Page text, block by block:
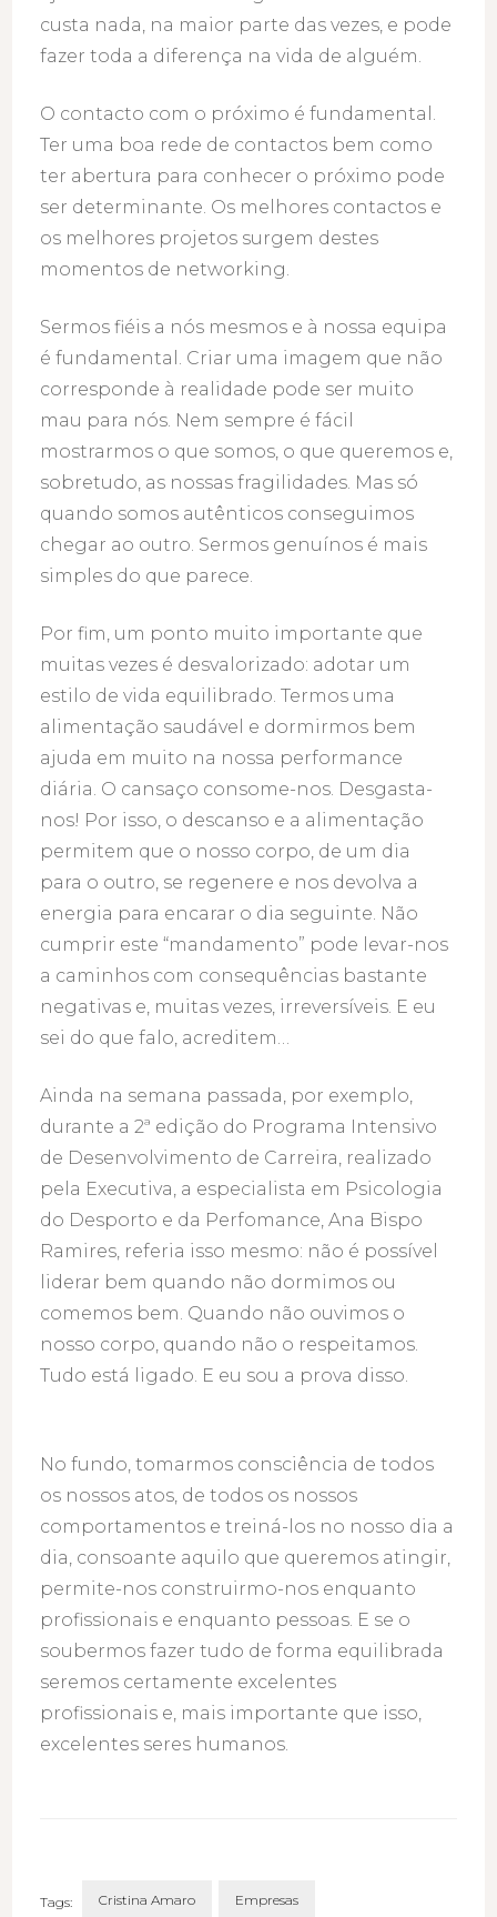
custa nada, na maior parte das vezes, e pode
fazer toda a diferença na vida de alguém.
O contacto com o próximo é fundamental.
Ter uma boa rede de contactos bem como
ter abertura para conhecer o próximo pode
ser determinante. Os melhores contactos e
os melhores projetos surgem destes
momentos de networking.
Sermos fiéis a nós mesmos e à nossa equipa
é fundamental. Criar uma imagem que não
corresponde à realidade pode ser muito
mau para nós. Nem sempre é fácil
mostrarmos o que somos, o que queremos e,
sobretudo, as nossas fragilidades. Mas só
quando somos autênticos conseguimos
chegar ao outro. Sermos genuínos é mais
simples do que parece.
Por fim, um ponto muito importante que
muitas vezes é desvalorizado: adotar um
estilo de vida equilibrado. Termos uma
alimentação saudável e dormirmos bem
ajuda em muito na nossa performance
diária. O cansaço consome-nos. Desgasta-
nos! Por isso, o descanso e a alimentação
permitem que o nosso corpo, de um dia
para o outro, se regenere e nos devolva a
energia para encarar o dia seguinte. Não
cumprir este “mandamento” pode levar-nos
a caminhos com consequências bastante
negativas e, muitas vezes, irreversíveis. E eu
sei do que falo, acreditem…
Ainda na semana passada, por exemplo,
durante a 2ª edição do Programa Intensivo
de Desenvolvimento de Carreira, realizado
pela Executiva, a especialista em Psicologia
do Desporto e da Perfomance, Ana Bispo
Ramires, referia isso mesmo: não é possível
liderar bem quando não dormimos ou
comemos bem. Quando não ouvimos o
nosso corpo, quando não o respeitamos.
Tudo está ligado. E eu sou a prova disso.
No fundo, tomarmos consciência de todos
os nossos atos, de todos os nossos
comportamentos e treiná-los no nosso dia a
dia, consoante aquilo que queremos atingir,
permite-nos construirmo-nos enquanto
profissionais e enquanto pessoas. E se o
soubermos fazer tudo de forma equilibrada
seremos certamente excelentes
profissionais e, mais importante que isso,
excelentes seres humanos.
Tags: Cristina Amaro Empresas